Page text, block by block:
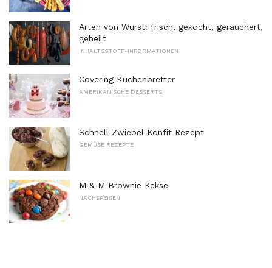
Arten von Wurst: frisch, gekocht, geräuchert,
geheilt
INHALTSSTOFF-INFORMATIONEN
Covering Kuchenbretter
AMERIKANISCHE DESSERTS
Schnell Zwiebel Konfit Rezept
GEMÜSE REZEPTE
M & M Brownie Kekse
NACHSPEISEN